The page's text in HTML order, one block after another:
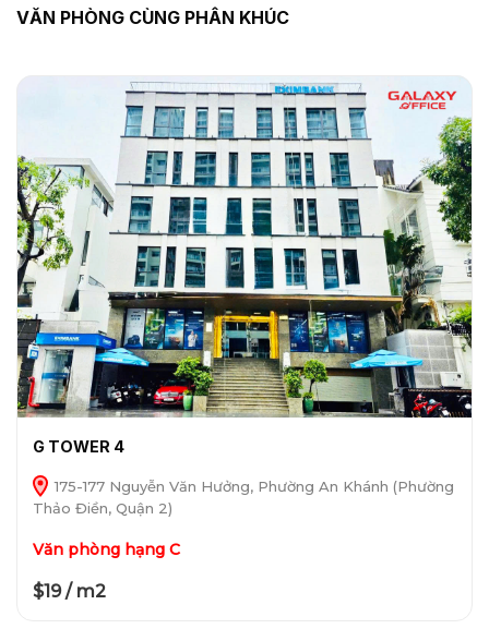
VĂN PHÒNG CÙNG PHÂN KHÚC
G TOWER 4
175-177 Nguyễn Văn Hưởng, Phường An Khánh (Phường
Thảo Điền, Quận 2)
Văn phòng hạng C
$19 / m2